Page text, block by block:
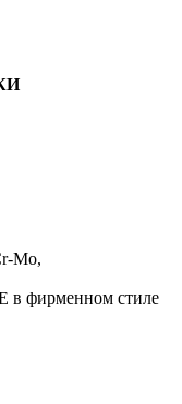
Mo,
в фирменном стиле